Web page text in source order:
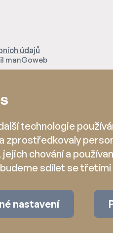
údajů
manGoweb
technologie
zprostředkovaly
chování a
sdílet se
nastavení